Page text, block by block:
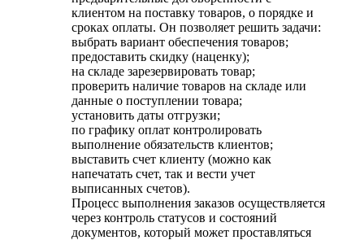
клиентом на поставку товаров, о порядке и
сроках оплаты. Он позволяет решить задачи:
выбрать вариант обеспечения товаров;
предоставить скидку (наценку);
на складе зарезервировать товар;
проверить наличие товаров на складе или
данные о поступлении товара;
установить даты отгрузки;
по графику оплат контролировать
выполнение обязательств клиентов;
выставить счет клиенту (можно как
напечатать счет, так и вести учет
выписанных счетов).
Процесс выполнения заказов осуществляется
через контроль статусов и состояний
документов, который может проставляться